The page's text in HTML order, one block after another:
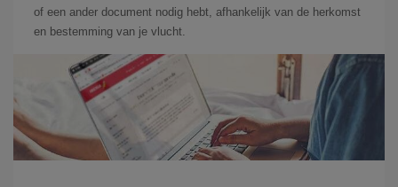
of een ander document nodig hebt, afhankelijk van de herkomst
en bestemming van je vlucht.